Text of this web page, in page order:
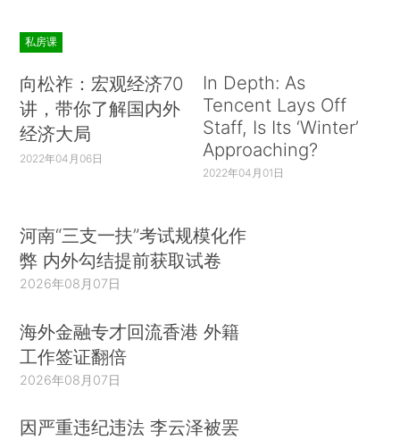
私房课
向松祚：宏观经济70
讲，带你了解国内外
经济大局
2022年04月06日
In Depth: As
Tencent Lays Off
Staff, Is Its ‘Winter’
Approaching?
2022年04月01日
河南“三支一扶”考试规模化作
弊 内外勾结提前获取试卷
2026年08月07日
海外金融专才回流香港 外籍
工作签证翻倍
2026年08月07日
因严重违纪违法 李云泽被罢